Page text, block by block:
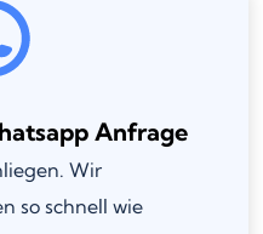
Anfrage
Wir
so schnell wie